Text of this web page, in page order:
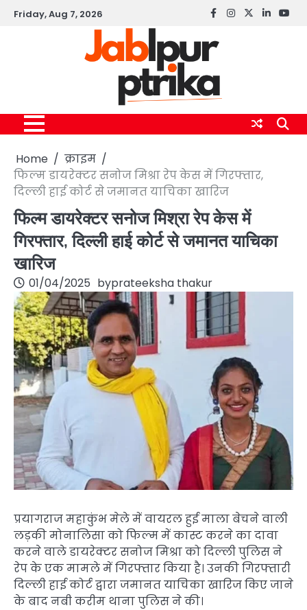
SkipFriday, Aug 7, 2026 Facebook
instagram
twitterlinkedin
Home
क्राइम
फिल्म डायरेक्टर सनोज मिश्रा रेप केस में गिरफ्तार,
दिल्ली हाई कोर्ट से जमानत याचिका खारिज
फिल्म डायरेक्टर सनोज मिश्रा रेप केस में
गिरफ्तार, दिल्ली हाई कोर्ट से जमानत याचिका
खारिज
01/04/2025 byprateeksha thakur
प्रयागराज महाकुंभ मेले में वायरल हुई माला बेचने वाली
लड़की मोनालिसा को फिल्म में कास्ट करने का दावा
करने वाले डायरेक्टर सनोज मिश्रा को दिल्ली पुलिस ने
रेप के एक मामले में गिरफ्तार किया है। उनकी गिरफ्तारी
दिल्ली हाई कोर्ट द्वारा जमानत याचिका खारिज किए जाने
के बाद नबी करीम थाना पुलिस ने की।